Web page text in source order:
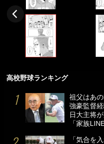
高校野球ランキング
祖父はあ
強豪監督
日大主将
「家族
「気合を